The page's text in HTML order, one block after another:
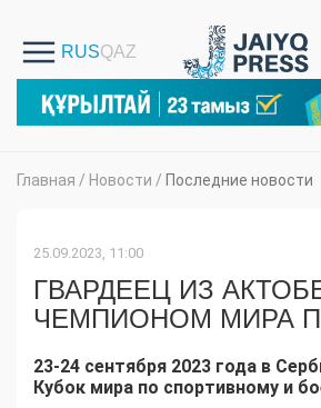
Главная / Новости / Последние новости
25.09.2023, 11:00
ГВАРДЕЕЦ ИЗ
ЧЕМПИОНОМ МИРА
23-24 сентября 2023 года в
Кубок мира по спортивному и